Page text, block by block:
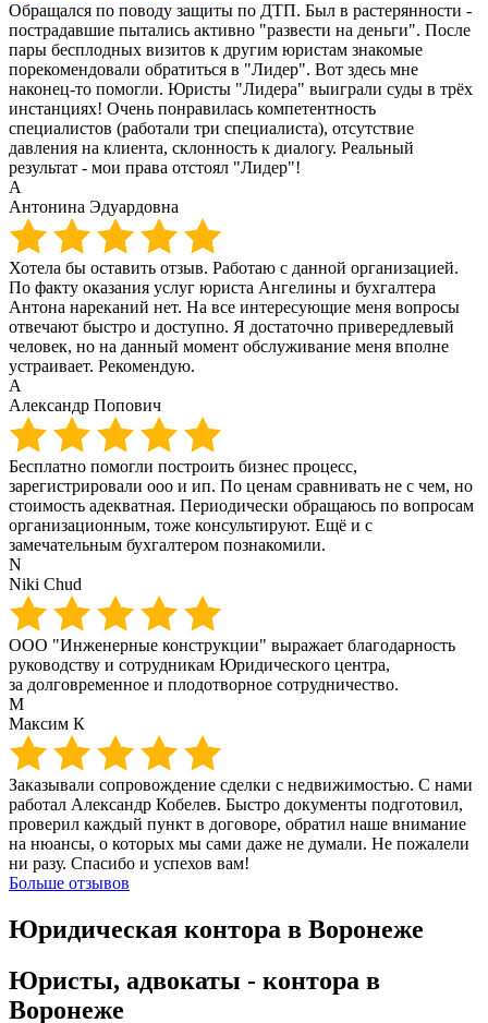
Обращался по поводу защиты по ДТП. Был в растерянности -
пострадавшие пытались активно "развести на деньги". После
пары бесплодных визитов к другим юристам знакомые
порекомендовали обратиться в "Лидер". Вот здесь мне
наконец-то помогли. Юристы "Лидера" выиграли суды в трёх
инстанциях! Очень понравилась компетентность
специалистов (работали три специалиста), отсутствие
давления на клиента, склонность к диалогу. Реальный
результат - мои права отстоял "Лидер"!
А
Антонина Эдуардовна
Хотела бы оставить отзыв. Работаю с данной организацией.
По факту оказания услуг юриста Ангелины и бухгалтера
Антона нареканий нет. На все интересующие меня вопросы
отвечают быстро и доступно. Я достаточно привередлевый
человек, но на данный момент обслуживание меня вполне
устраивает. Рекомендую.
А
Александр Попович
Бесплатно помогли построить бизнес процесс,
зарегистрировали ооо и ип. По ценам сравнивать не с чем, но
стоимость адекватная. Периодически обращаюсь по вопросам
организационным, тоже консультируют. Ещё и с
замечательным бухгалтером познакомили.
N
Niki Chud
ООО "Инженерные конструкции" выражает благодарность
руководству и сотрудникам Юридического центра,
за долговременное и плодотворное сотрудничество.
М
Максим К
Заказывали сопровождение сделки с недвижимостью. С нами
работал Александр Кобелев. Быстро документы подготовил,
проверил каждый пункт в договоре, обратил наше внимание
на нюансы, о которых мы сами даже не думали. Не пожалели
ни разу. Спасибо и успехов вам!
Больше отзывов
Юридическая контора в Воронеже
Юристы, адвокаты - контора в
Воронеже